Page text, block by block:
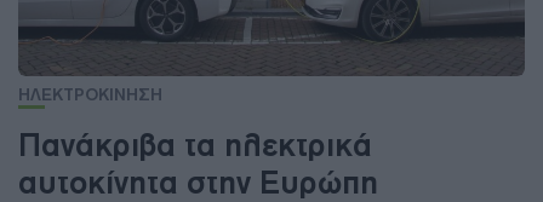
ΗΛΕΚΤΡΟΚΙΝΗΣΗ
Πανάκριβα τα ηλεκτρικά
αυτοκίνητα στην Ευρώπη